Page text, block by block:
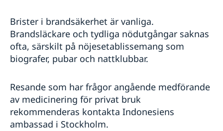
Brister i brandsäkerhet är vanliga.
Brandsläckare och tydliga nödutgångar saknas
ofta, särskilt på nöjesetablissemang som
biografer, pubar och nattklubbar.
Resande som har frågor angående medförande
av medicinering för privat bruk
rekommenderas kontakta Indonesiens
ambassad i Stockholm.